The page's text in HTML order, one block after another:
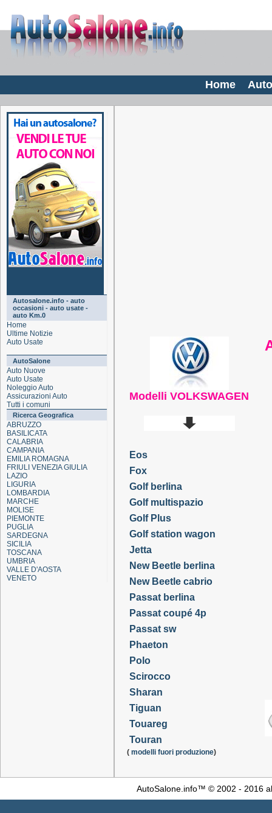
Home
Autosalone.info - auto
occasioni - auto usate -
auto Km.0
Home
Ultime Notizie
Auto Usate
AutoSalone
Auto Nuove
Auto Usate
Noleggio Auto
Assicurazioni Auto
Tutti i comuni
Ricerca Geografica
ABRUZZO
BASILICATA
CALABRIA
CAMPANIA
EMILIA ROMAGNA
FRIULI VENEZIA GIULIA
LAZIO
LIGURIA
LOMBARDIA
MARCHE
MOLISE
PIEMONTE
PUGLIA
SARDEGNA
SICILIA
TOSCANA
UMBRIA
VALLE D'AOSTA
VENETO
Modelli VOLKSWAGEN
Eos
Fox
Golf berlina
Golf multispazio
Golf Plus
Golf station wagon
Jetta
New Beetle berlina
New Beetle cabrio
Passat berlina
Passat coupé 4p
Passat sw
Phaeton
Polo
Scirocco
Sharan
Tiguan
Touareg
Touran
( modelli fuori produzione)
AutoSalone.info™ © 2002 - 2016